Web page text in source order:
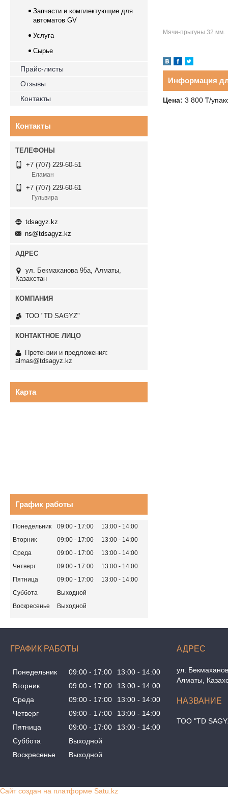
Мячи-прыгуны 32 мм.
Информация
Цена: 3 800 ₸/
Запчасти и комплектующие для
автоматов GV
Услуга
Сырье
Прайс-листы
Отзывы
Контакты
Контакты
+7 (707) 229-60-51
Еламан
+7 (707) 229-60-61
Гульвира
tdsagyz.kz
ns@tdsagyz.kz
ул. Бекмаханова 95а, Алматы,
Казахстан
ТОО "TD SAGYZ"
Претензии и предложения:
almas@tdsagyz.kz
Карта
График работы
Понедельник 09:00 17:00 13:00
14:00
Вторник
09:00 17:00 13:00
14:00
Среда
09:00 17:00 13:00
14:00
Четверг
09:00 17:00 13:00
14:00
Пятница
09:00 17:00 13:00
14:00
Суббота
Выходной
Воскресенье
Выходной
ГРАФИК РАБОТЫ
Понедельник 09:00 17:00 13:00
14:00
Вторник
09:00 17:00 13:00
14:00
Среда
09:00 17:00 13:00
14:00
Четверг
09:00 17:00 13:00
14:00
Пятница
09:00 17:00 13:00
14:00
Суббота
Выходной
Воскресенье
Выходной
ул.
Алматы,
ТОО "TD
Сайт создан на платформе Satu.kz